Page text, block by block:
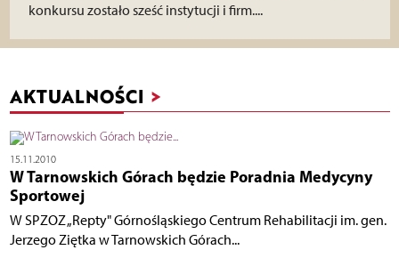
konkursu zostało sześć instytucji i firm....
AKTUALNOŚCI >
15.11.2010
W Tarnowskich Górach będzie Poradnia Medycyny
Sportowej
W SPZOZ „Repty" Górnośląskiego Centrum Rehabilitacji im. gen.
Jerzego Ziętka w Tarnowskich Górach...